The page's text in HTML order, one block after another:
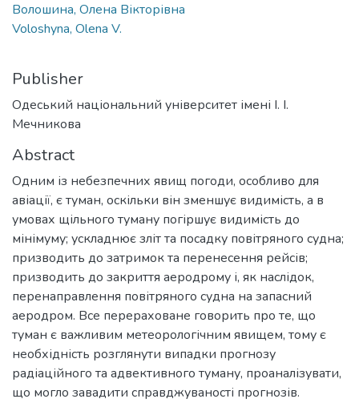
Волошина, Олена Вікторівна
Voloshyna, Olena V.
Publisher
Одеський національний університет імені І. І.
Мечникова
Abstract
Одним із небезпечних явищ погоди, особливо для
авіації, є туман, оскільки він зменшує видимість, а в
умовах щільного туману погіршує видимість до
мінімуму; ускладнює зліт та посадку повітряного судна;
призводить до затримок та перенесення рейсів;
призводить до закриття аеродрому і, як наслідок,
перенаправлення повітряного судна на запасний
аеродром. Все перераховане говорить про те, що
туман є важливим метеорологічним явищем, тому є
необхідність розглянути випадки прогнозу
радіаційного та адвективного туману, проаналізувати,
що могло завадити справджуваності прогнозів.